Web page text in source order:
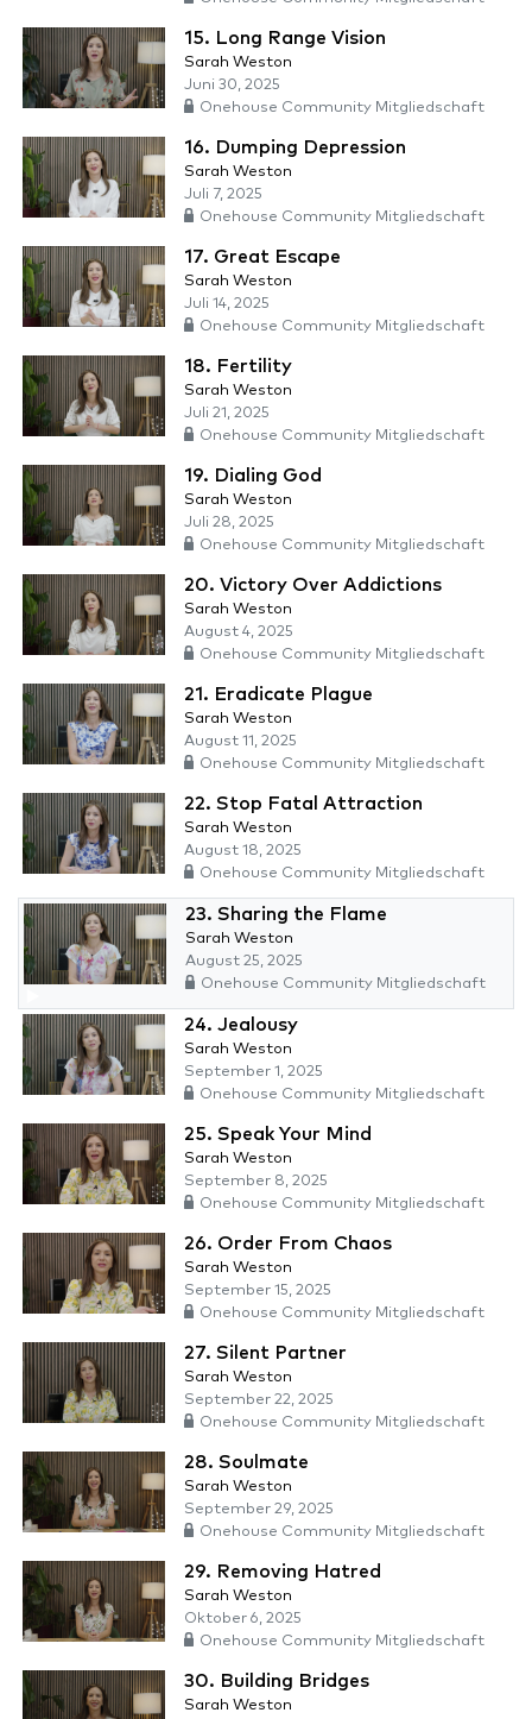
15. Long Range Vision
Sarah Weston
Juni 30, 2025
Onehouse Community Mitgliedschaft
16. Dumping Depression
Sarah Weston
Juli 7, 2025
Onehouse Community Mitgliedschaft
17. Great Escape
Sarah Weston
Juli 14, 2025
Onehouse Community Mitgliedschaft
18. Fertility
Sarah Weston
Juli 21, 2025
Onehouse Community Mitgliedschaft
19. Dialing God
Sarah Weston
Juli 28, 2025
Onehouse Community Mitgliedschaft
20. Victory Over Addictions
Sarah Weston
August 4, 2025
Onehouse Community Mitgliedschaft
21. Eradicate Plague
Sarah Weston
August 11, 2025
Onehouse Community Mitgliedschaft
22. Stop Fatal Attraction
Sarah Weston
August 18, 2025
Onehouse Community Mitgliedschaft
23. Sharing the Flame
Sarah Weston
August 25, 2025
Onehouse Community Mitgliedschaft
24. Jealousy
Sarah Weston
September 1, 2025
Onehouse Community Mitgliedschaft
25. Speak Your Mind
Sarah Weston
September 8, 2025
Onehouse Community Mitgliedschaft
26. Order From Chaos
Sarah Weston
September 15, 2025
Onehouse Community Mitgliedschaft
27. Silent Partner
Sarah Weston
September 22, 2025
Onehouse Community Mitgliedschaft
28. Soulmate
Sarah Weston
September 29, 2025
Onehouse Community Mitgliedschaft
29. Removing Hatred
Sarah Weston
Oktober 6, 2025
Onehouse Community Mitgliedschaft
30. Building Bridges
Sarah Weston